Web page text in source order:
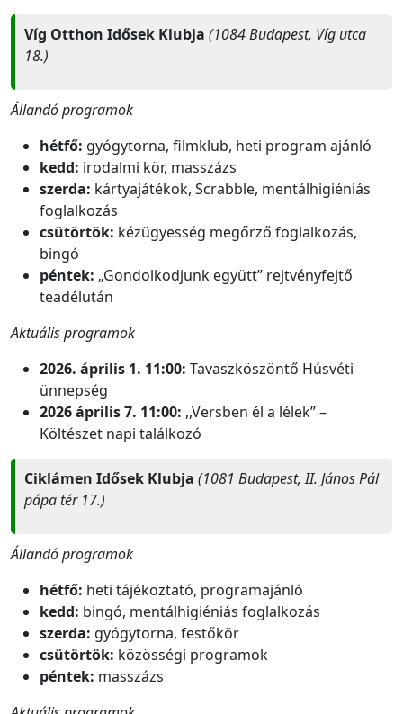
Víg Otthon Idősek Klubja (1084 Budapest, Víg utca
18.)
Állandó programok
hétfő: gyógytorna, filmklub, heti program ajánló
kedd: irodalmi kör, masszázs
szerda: kártyajátékok, Scrabble, mentálhigiéniás
foglalkozás
csütörtök: kézügyesség megőrző foglalkozás,
bingó
péntek: „Gondolkodjunk együtt” rejtvényfejtő
teadélután
Aktuális programok
2026. április 1. 11:00: Tavaszköszöntő Húsvéti
ünnepség
2026 április 7. 11:00: ,,Versben él a lélek” –
Költészet napi találkozó
Ciklámen Idősek Klubja (1081 Budapest, II. János Pál
pápa tér 17.)
Állandó programok
hétfő: heti tájékoztató, programajánló
kedd: bingó, mentálhigiéniás foglalkozás
szerda: gyógytorna, festőkör
csütörtök: közösségi programok
péntek: masszázs